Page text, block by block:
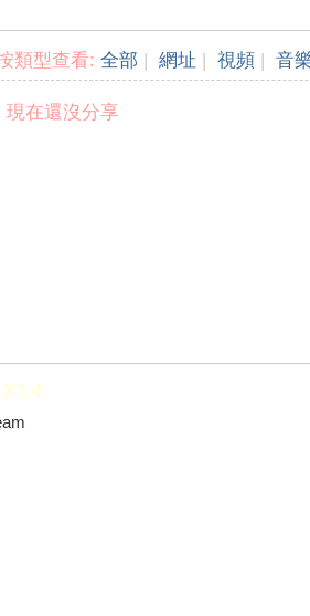
類型查看: 全部 | 網址 | 視頻 | 音
現在還沒分享
X3.4
.